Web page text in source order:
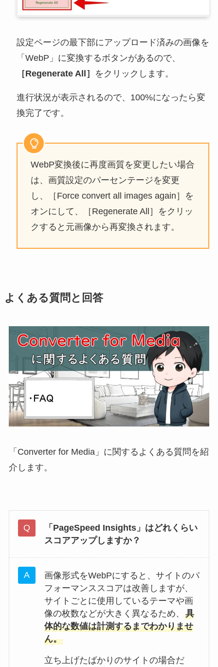
設定ページの最下部にアップロード済みの画像を
「WebP」に変換するボタンがあるので、
［Regenerate All］
をクリックします。
進行状況が表示されるので、100%になったら変
換完了です。
WebP変換後に再度画質を変更したい場合
は、画質設定のパーセンテージを変更
し、［Force convert all images again］を
オンにして、［Regenerate All］をクリッ
クすると元画像から再変換されます。
よくある質問と回答
「Converter for Media」に関するよくある質問を紹
介します。
「PageSpeed Insights」はどれくらい
スコアアップしますか？
画像形式をWebPにすると、サイトのパ
フォーマンススコアは改善しますが、
サイトごとに使用しているテーマや画
像の枚数などが大きく異なるため、 具
体的な数値は計測するまでわかりませ
ん。
立ち上げたばかりのサイトの場合だ